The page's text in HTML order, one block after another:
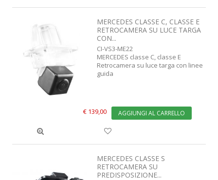
MERCEDES CLASSE C, CLASSE E
RETROCAMERA SU LUCE TARGA
CON...
CI-VS3-ME22
MERCEDES classe C, classe E
Retrocamera su luce targa con linee
guida
€ 139,00 AGGIUNGI AL CARRELLO
MERCEDES CLASSE S
RETROCAMERA SU
PREDISPOSIZIONE...